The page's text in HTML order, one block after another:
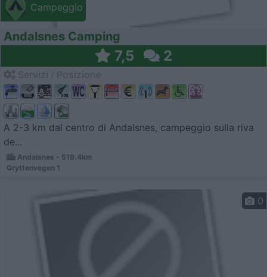
Campeggio
Andalsnes Camping
7,5 2
A 2-3 km dal centro di Andalsnes, campeggio sulla riva
de...
Andalsnes - 519.4km
Gryttenvegen 1
0